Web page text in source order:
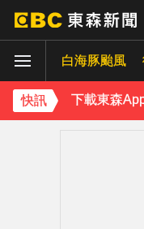
白海豚颱風
快訊
下載東森